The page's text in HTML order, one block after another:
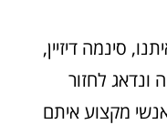
סינמה דיזיין,
לחזור
מקצוע איתם